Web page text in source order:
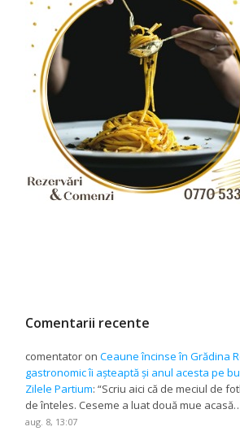
Comentarii recente
comentator onCeaune încinse în Grădina
gastronomic îi așteaptă și anul acesta pe
Zilele Partium: “Scriu aici că de meciul de
de înteles. Ceseme a luat două mue
aug. 8, 13:07